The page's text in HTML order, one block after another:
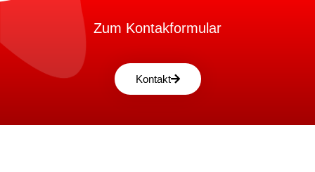
Zum Kontakformular
Kontakt